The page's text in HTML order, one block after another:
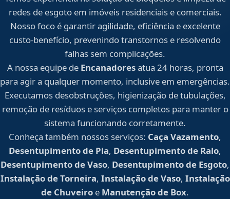
redes de esgoto em imóveis residenciais e comerciais.
Nosso foco é garantir agilidade, eficiência e excelente
custo-benefício, prevenindo transtornos e resolvendo
falhas sem complicações.
A nossa equipe de Encanadoresatua 24 horas, pronta
para agir a qualquer momento, inclusive em emergências.
Executamos desobstruções, higienização de tubulações,
remoção de resíduos e serviços completos para manter o
sistema funcionando corretamente.
Conheça também nossos serviços: Caça Vazamento,
Desentupimento de Pia, Desentupimento de Ralo,
Desentupimento de Vaso, Desentupimento de Esgoto,
Instalação de Torneira, Instalação de Vaso, Instalação
de Chuveiro e Manutenção de Box.